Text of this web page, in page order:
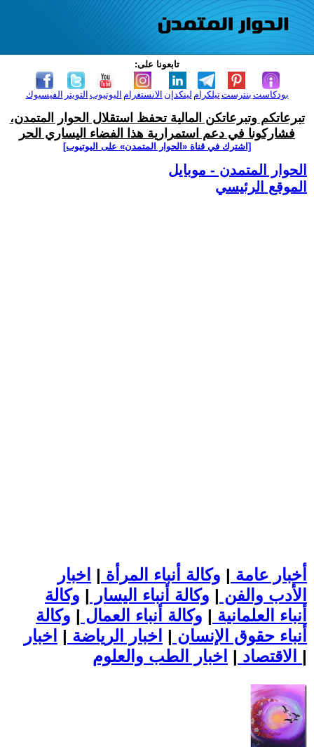
تابعونا على:
الفيسبوك التويتر اليوتيوب الانستغرام لينكدإن تيلكرامبنترست بودكاست
تبرعاتكم وتبرعاتكن المالية تحفظ استقلال الحوار المتمدن،
فشاركونا في دعم استمرارية هذا الفضاء اليساري الحر
[اشترك في قناة ‫«الحوار المتمدن» على اليوتيوب]
الحوار المتمدن - موبايل
الموقع الرئيسي
أخبار عامة | وكالة أنباء المرأة | اخبار
الأدب والفن | وكالة أنباء اليسار | وكالة
أنباء العلمانية | وكالة أنباء العمال | وكالة
أنباء حقوق الإنسان | اخبار الرياضة | اخبار
الاقتصاد | |